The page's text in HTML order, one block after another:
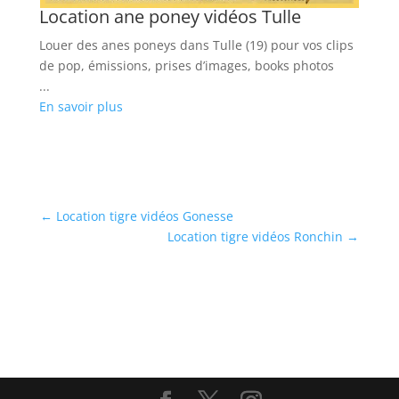
Location ane poney vidéos Tulle
Louer des anes poneys dans Tulle (19) pour vos clips
de pop, émissions, prises d’images, books photos
...
En savoir plus
← Location tigre vidéos Gonesse
Location tigre vidéos Ronchin →